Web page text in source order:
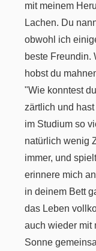
mit meinem
Lachen. Du
obwohl ich
beste Freundin.
hobst du
"Wie konntest
zärtlich und
im Studium so
natürlich wenig
immer, und
erinnere mich
in deinem Bett
das Leben
auch wieder mit
Sonne